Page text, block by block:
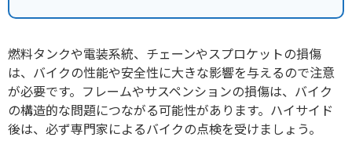
燃料タンクや電装系統、チェーンやスプロケットの損傷
は、バイクの性能や安全性に大きな影響を与えるので注意
が必要です。フレームやサスペンションの損傷は、バイク
の構造的な問題につながる可能性があります。ハイサイド
後は、必ず専門家によるバイクの点検を受けましょう。